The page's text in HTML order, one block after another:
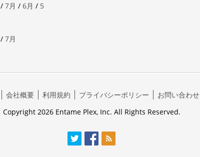
/ 7月 / 6月 / 5
/ 7月
会社概要 利用規約 プライバシーポリシー
お問い合わせ
Copyright 2026 Entame Plex, Inc. All Rights Reserved.